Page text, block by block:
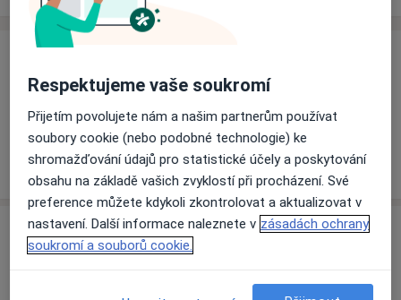
Informace o službách a cenách nejsou k dispozici
Tento specialista ještě nepřidával žádné informace o
svých službách.
Adresa
Husova 2624, Havlíčkův Brod
Respektujeme vaše soukromí
Přijetím povolujete nám a našim partnerům používat
soubory cookie (nebo podobné technologie) ke
shromažďování údajů pro statistické účely a poskytování
obsahu na základě vašich zvyklostí při procházení. Své
preference můžete kdykoli zkontrolovat a aktualizovat v
nastavení. Další informace naleznete v zásadách ochrany
soukromí a souborů cookie.